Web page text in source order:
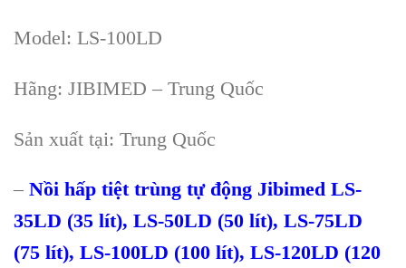
Model: LS-100LD
Hãng: JIBIMED – Trung Quốc
Sản xuất tại: Trung Quốc
– Nồi hấp tiệt trùng tự động Jibimed LS-
35LD (35 lít), LS-50LD (50 lít), LS-75LD
(75 lít), LS-100LD (100 lít), LS-120LD (120